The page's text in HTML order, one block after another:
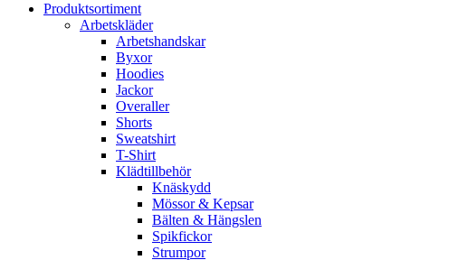
Produktsortiment
Arbetskläder
Arbetshandskar
Byxor
Hoodies
Jackor
Overaller
Shorts
Sweatshirt
T-Shirt
Klädtillbehör
Knäskydd
Mössor & Kepsar
Bälten & Hängslen
Spikfickor
Strumpor